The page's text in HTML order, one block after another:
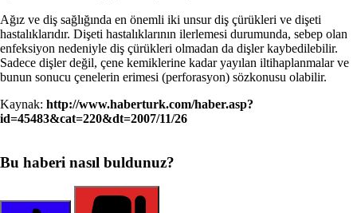
Ağız ve diş sağlığında en önemli iki unsur diş çürükleri ve dişeti
hastalıklarıdır. Dişeti hastalıklarının ilerlemesi durumunda, sebep olan
enfeksiyon nedeniyle diş çürükleri olmadan da dişler kaybedilebilir.
Sadece dişler değil, çene kemiklerine kadar yayılan iltihaplanmalar ve
bunun sonucu çenelerin erimesi (perforasyon) sözkonusu olabilir.
Kaynak: http://www.haberturk.com/haber.asp?
id=45483&cat=220&dt=2007/11/26
Bu haberi nasıl buldunuz?